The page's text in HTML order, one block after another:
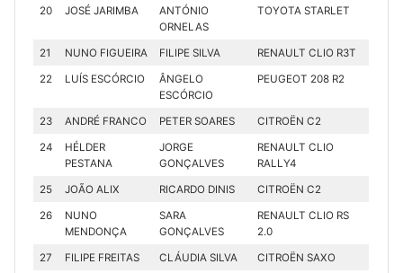
20 JOSÉ JARIMBA
ANTÓNIO
ORNELAS
TOYOTA STARLET
21 NUNO FIGUEIRA FILIPE SILVA RENAULT CLIO R3T
22 LUÍS ESCÓRCIO
ÂNGELO
ESCÓRCIO
PEUGEOT 208 R2
23 ANDRÉ FRANCO PETER SOARES CITROËN C2
24
HÉLDER
PESTANA
JORGE
GONÇALVES
RENAULT CLIO
RALLY4
25 JOÃO ALIX RICARDO DINIS CITROËN C2
26
NUNO
MENDONÇA
SARA
GONÇALVES
RENAULT CLIO RS
2.0
27 FILIPE FREITAS CLÁUDIA SILVA CITROËN SAXO